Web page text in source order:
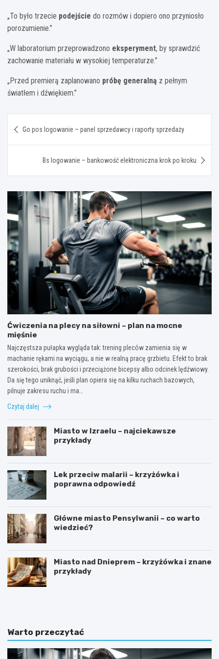
„To było trzecie podejście do rozmów i dopiero ono przyniosło
porozumienie.”
„W laboratorium przeprowadzono eksperyment, by sprawdzić
zachowanie materiału w wysokiej temperaturze.”
„Przed premierą zaplanowano próbę generalną z pełnym
światłem i dźwiękiem.”
wpisu
Go pos logowanie – panel sprzedawcy i raporty sprzedaży
Bs logowanie – bankowość elektroniczna krok po kroku
Ćwiczenia na plecy na siłowni – plan na mocne
mięśnie
Najczęstsza pułapka wygląda tak: trening pleców zamienia się w
machanie rękami na wyciągu, a nie w realną pracę grzbietu. Efekt to brak
szerokości, brak grubości i przeciążone bicepsy albo odcinek lędźwiowy.
Da się tego uniknąć, jeśli plan opiera się na kilku ruchach bazowych,
pilnuje zakresu ruchu i ma…
Czytaj dalej
Miasto w Izraelu – najciekawsze
przykłady
Lek przeciw malarii – krzyżówka i
poprawna odpowiedź
Główne miasto Pensylwanii – co warto
wiedzieć?
Miasto nad Dnieprem – krzyżówka i znane
przykłady
J
b
r
a
D
g
o
m
Warto przeczytać